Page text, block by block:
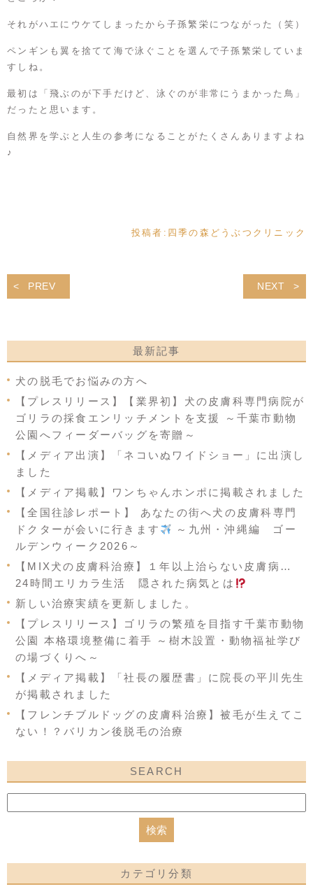
それがハエにウケてしまったから子孫繁栄につながった（笑）
ペンギンも翼を捨てて海で泳ぐことを選んで子孫繁栄していま
すしね。
最初は「飛ぶのが下手だけど、泳ぐのが非常にうまかった鳥」
だったと思います。
自然界を学ぶと人生の参考になることがたくさんありますよね
♪
投稿者: 四季の森どうぶつクリニック
PREV NEXT
最新記事
犬の脱毛でお悩みの方へ
【プレスリリース】【業界初】犬の皮膚科専門病院が
ゴリラの採食エンリッチメントを支援 ～千葉市動物
公園へフィーダーバッグを寄贈～
【メディア出演】「ネコいぬワイドショー」に出演し
ました
【メディア掲載】ワンちゃんホンポに掲載されました
【全国往診レポート】 あなたの街へ犬の皮膚科専門
ドクターが会いに行きます
～九州・沖縄編 ゴー
ルデンウィーク2026～
【MIX犬の皮膚科治療】１年以上治らない皮膚病…
24時間エリカラ生活 隠された病気とは
新しい治療実績を更新しました。
【プレスリリース】ゴリラの繁殖を目指す千葉市動物
公園 本格環境整備に着手 ～樹木設置・動物福祉学び
の場づくりへ～
【メディア掲載】「社長の履歴書」に院長の平川先生
が掲載されました
【フレンチブルドッグの皮膚科治療】被毛が生えてこ
ない！？バリカン後脱毛の治療
SEARCH
カテゴリ分類